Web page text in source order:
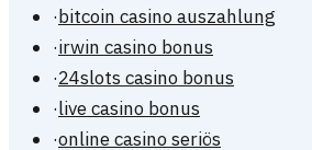
·bitcoin casino auszahlung
·irwin casino bonus
·24slots casino bonus
·live casino bonus
·online casino seriös